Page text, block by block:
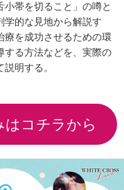
帯を切ること」の噂と
学的な見地から解説す
療を成功させるための環
する方法などを、実際の
明する。
はコチラから